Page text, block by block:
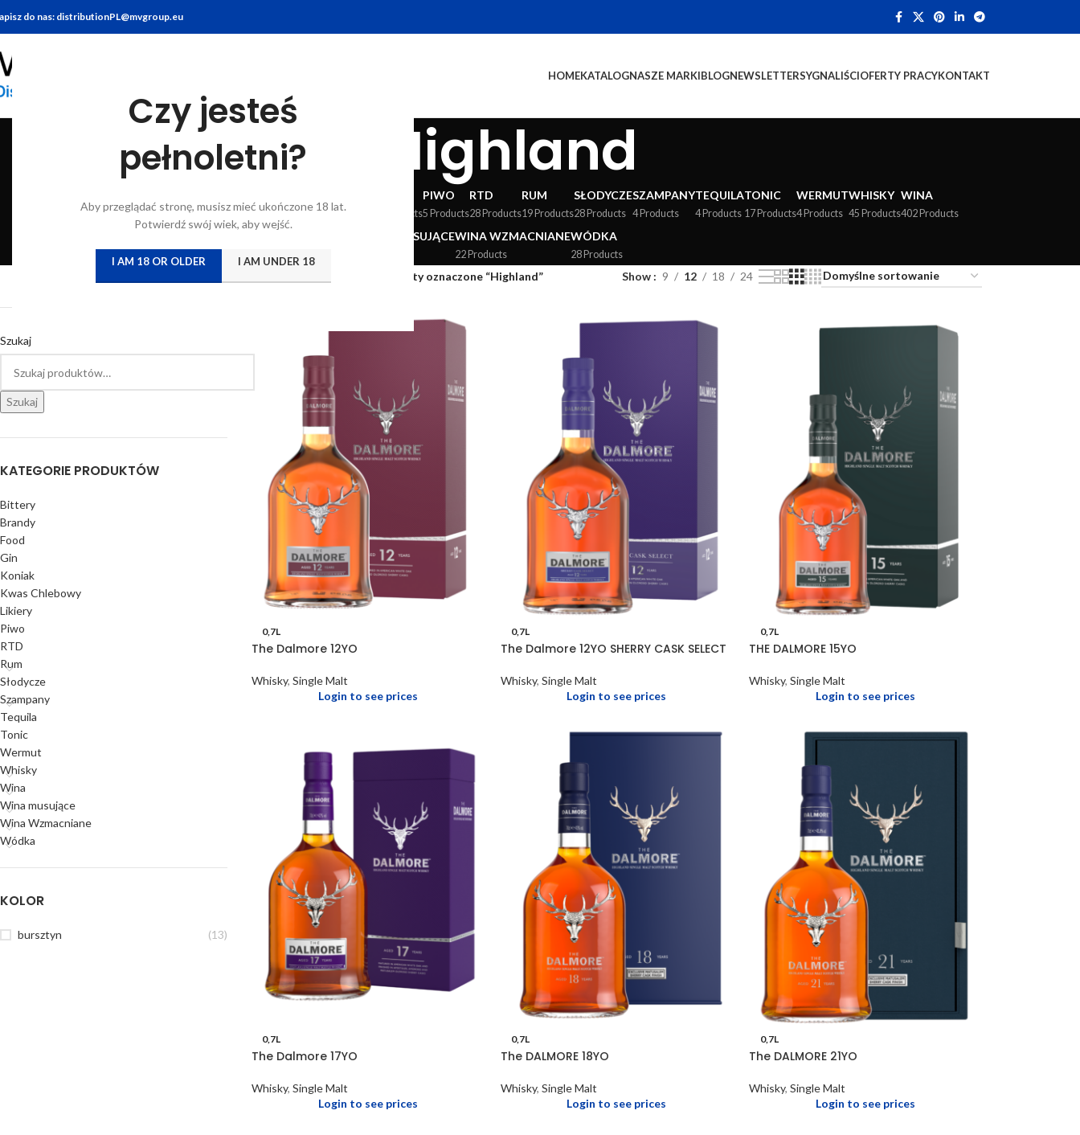
Czy jesteś
pełnoletni?
Aby przeglądać stronę, musisz mieć ukończone 18 lat.
Potwierdź swój wiek, aby wejść.
I AM 18 OR OLDER I AM UNDER 18
do nas: distributionPL@mvgroup.eu
HOMEKATALOGNASZE MARKIBLOGNEWSLETTERSYGNALIŚCIOFERTY PRACYKONTAKT
Highland
7 Products10 Products22 Products7 Products5 Products 24 Products
PIWO
5 Products
RTD
28 Products
RUM
19 Products
SŁODYCZE
28 Products
SZAMPANY
4 Products
TEQUILA
4 Products
TONIC
17 Products
WERMUT
4 Products
WHISKY
45 Products
WINA
402 Products
WINA MUSUJĄCEWINA WZMACNIANE
22 Products
WÓDKA
28 Products
Szukaj
Szukaj
KATEGORIE PRODUKTÓW
Bittery
Brandy
Food
Gin
Koniak
Kwas Chlebowy
Likiery
Piwo
RTD
Rum
Słodycze
Szampany
Tequila
Tonic
Wermut
Whisky
Wina
Wina musujące
Wina Wzmacniane
Wódka
KOLOR
bursztyn (13)
Produkty oznaczone “Highland” Show 9 12 18 24
0,7L
The Dalmore 12YO
Whisky, Single Malt
Login to see prices
0,7L
The Dalmore 12YO SHERRY CASK SELECT
Whisky, Single Malt
Login to see prices
0,7L
THE DALMORE 15YO
Whisky, Single Malt
Login to see prices
0,7L
The Dalmore 17YO
Whisky, Single Malt
Login to see prices
0,7L
The DALMORE 18YO
Whisky, Single Malt
Login to see prices
0,7L
The DALMORE 21YO
Whisky, Single Malt
Login to see prices